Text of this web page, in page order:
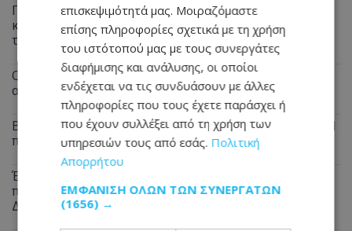
Παραλίγο τραγωδία στη Λευκωσία: Ξέχασε την
κατσαρόλα στη φωτιά και παραλίγο να καεί ολόκληρο
το διαμέρισμα
Οδηγοί Προσοχή: Σκύλος περιφέρεται στον
αυτοκινητόδρομο - Δείτε σε ποιο σημείο
Βαθιά θλίψη για τον θάνατο του Μάριου Γιασσουμή: Η
παράκληση της οικογένειας - Φωτογραφία
Έρχεται ανάσα από τις συνεχόμενες κίτρινες
προειδοποιήσεις: Τι δείχνουν οι προβλέψεις για τον
Δεκαπενταύγουστο
επισκεψιμότητά μας. Μοιραζόμαστε
επίσης πληροφορίες σχετικά με τη χρήση
του ιστότοπού μας με τους συνεργάτες
διαφήμισης και ανάλυσης, οι οποίοι
ενδέχεται να τις συνδυάσουν με άλλες
πληροφορίες που τους έχετε παράσχει ή
που έχουν συλλέξει από τη χρήση των
υπηρεσιών τους από εσάς. Πολιτική
Απορρήτου
ΕΜΦΆΝΙΣΗ ΌΛΩΝ ΤΩΝ ΣΥΝΕΡΓΑΤΏΝ
(1656) →